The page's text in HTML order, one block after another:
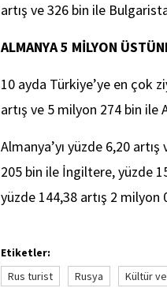
artış ve 326 bin ile
ALMANYA 5 MİLYON
10 ayda Türkiye’ye en çok
artış ve 5 milyon 274 bin ile
Almanya’yı yüzde 6,20
205 bin ile İngiltere, yüzde
yüzde 144,38 artış 2
Etiketler:
Rus turist
Rusya Kültür ve